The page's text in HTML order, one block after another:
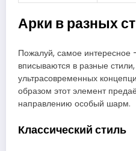
Арки в разных
Пожалуй, самое интересное
вписываются в разные
ультрасовременных
образом этот элемент
направлению особый шарм.
Классический стиль